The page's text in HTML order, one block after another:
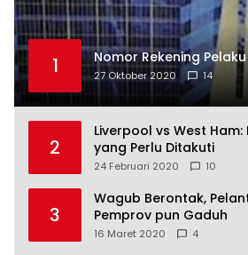
1 Nomor Rekening
27 Oktober 2020 14
2
Liverpool vs West Ham:
yang Perlu Ditakuti
24 Februari 2020 10
3
Wagub Berontak,
Pemprov pun Gaduh
16 Maret 2020 4